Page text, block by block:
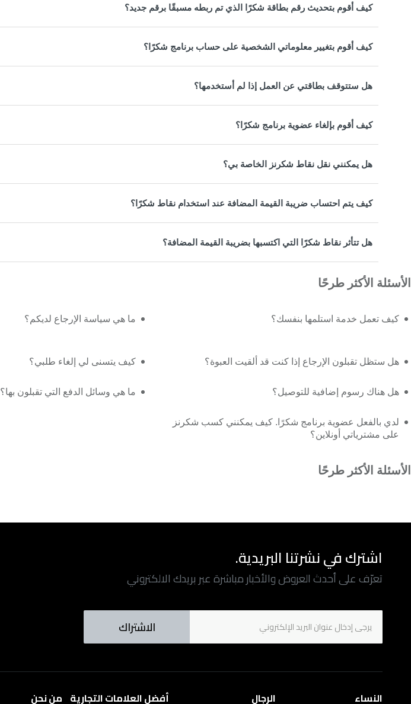
كيف أقوم بتحديث رقم بطاقة شكرًا الذي تم ربطه مسبقًا برقم جديد؟
كيف أقوم بتغيير معلوماتي الشخصية على حساب برنامج شكرًا؟
هل ستتوقف بطاقتي عن العمل إذا لم أستخدمها؟
كيف أقوم بإلغاء عضوية برنامج شكرًا؟
هل يمكنني نقل نقاط شكرنز الخاصة بي؟
كيف يتم احتساب ضريبة القيمة المضافة عند استخدام نقاط شكرًا؟
هل تتأثر نقاط شكرًا التي اكتسبها بضريبة القيمة المضافة؟
الأسئلة الأكثر طرحًا
كيف تعمل خدمة استلمها بنفسك؟ ما هي سياسة الإرجاع لديكم؟
هل ستظل تقبلون الإرجاع إذا كنت قد ألقيت العبوة؟ كيف يتسنى لي إلغاء طلبي؟
هل هناك رسوم إضافية للتوصيل؟ ما هي وسائل الدفع التي تقبلون بها؟
لدي بالفعل عضوية برنامج شكرًا. كيف يمكنني كسب شكرنز
على مشترياتي أونلاين؟
الأسئلة الأكثر طرحًا
اشترك في نشرتنا البريدية.
تعرّف على أحدث العروض والأخبار مباشرة عبر بريدك الالكتروني
الاشتراك
النساء الرجال أفضل العلامات التجارية من نحن